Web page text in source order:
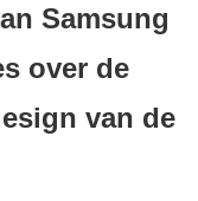
Samsung
over de
van de